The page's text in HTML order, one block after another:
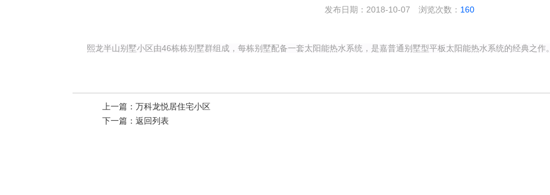
发布日期：2018-10-07 浏览次数： 160
熙龙半山别墅小区由46栋栋别墅群组成，每栋别墅配备一套太阳能热水系统，是嘉普通别墅型平板太阳能热水系统的经典之作。
上一篇： 万科龙悦居住宅小区
下一篇： 返回列表